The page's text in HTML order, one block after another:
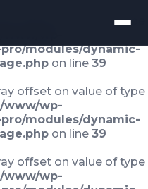
offset on value of type
wp-
modules/dynamic-
on line 39
offset on value of type
www/wp-
modules/dynamic-
on line 39
offset on value of type
www/wp-